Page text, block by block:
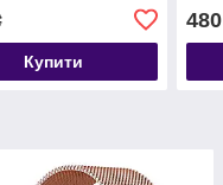
Купити
480